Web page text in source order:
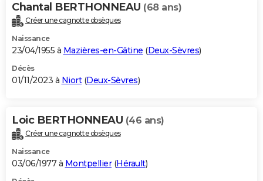
Chantal BERTHONNEAU (68 ans)
Créer une cagnotte obsèques
Naissance
23/04/1955 à Mazières-en-Gâtine (Deux-Sèvres)
Décès
01/11/2023 à Niort(Deux-Sèvres)
Loic BERTHONNEAU (46 ans)
Créer une cagnotte obsèques
Naissance
03/06/1977 à Montpellier(Hérault)